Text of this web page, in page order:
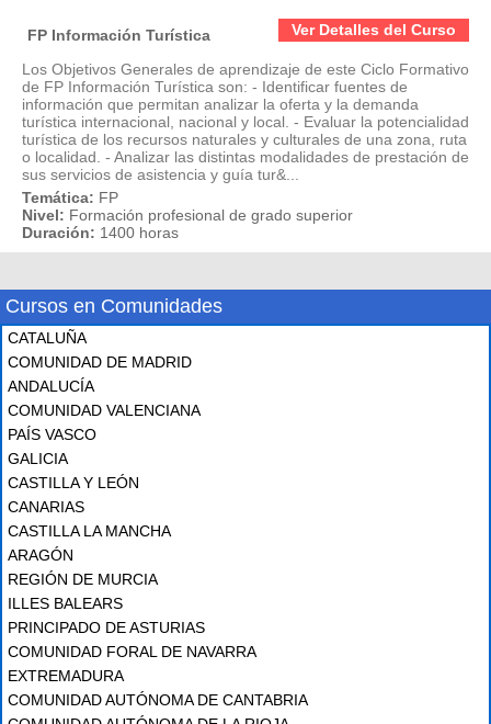
Ver Detalles del Curso
FP Información Turística
Los Objetivos Generales de aprendizaje de este Ciclo Formativo
de FP Información Turística son: - Identificar fuentes de
información que permitan analizar la oferta y la demanda
turística internacional, nacional y local. - Evaluar la potencialidad
turística de los recursos naturales y culturales de una zona, ruta
o localidad. - Analizar las distintas modalidades de prestación de
sus servicios de asistencia y guía tur&...
Temática: FP
Nivel: Formación profesional de grado superior
Duración: 1400 horas
Cursos en Comunidades
CATALUÑA
COMUNIDAD DE MADRID
ANDALUCÍA
COMUNIDAD VALENCIANA
PAÍS VASCO
GALICIA
CASTILLA Y LEÓN
CANARIAS
CASTILLA LA MANCHA
ARAGÓN
REGIÓN DE MURCIA
ILLES BALEARS
PRINCIPADO DE ASTURIAS
COMUNIDAD FORAL DE NAVARRA
EXTREMADURA
COMUNIDAD AUTÓNOMA DE CANTABRIA